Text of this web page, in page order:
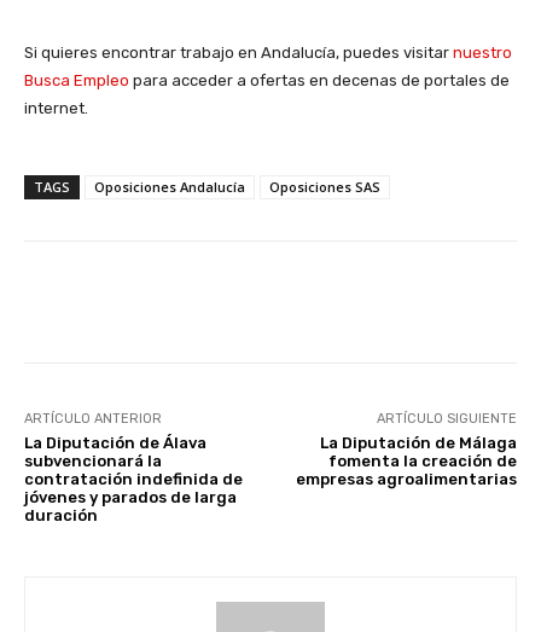
Si quieres encontrar trabajo en Andalucía, puedes visitar nuestro
Busca Empleo para acceder a ofertas en decenas de portales de
internet.
TAGS Oposiciones Andalucía Oposiciones SAS
ARTÍCULO ANTERIOR
La Diputación de Álava
subvencionará la
contratación indefinida de
jóvenes y parados de larga
duración
ARTÍCULO SIGUIENTE
La Diputación de Málaga
fomenta la creación de
empresas agroalimentarias